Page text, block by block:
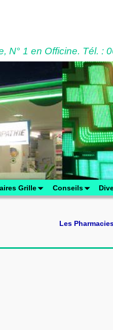
N° 1 en Officine. Tél. :
Grille Conseils
Les